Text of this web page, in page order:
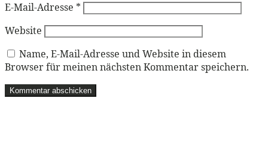
E-Mail-Adresse *
Website
Name, E-Mail-Adresse und Website in diesem
Browser für meinen nächsten Kommentar speichern.